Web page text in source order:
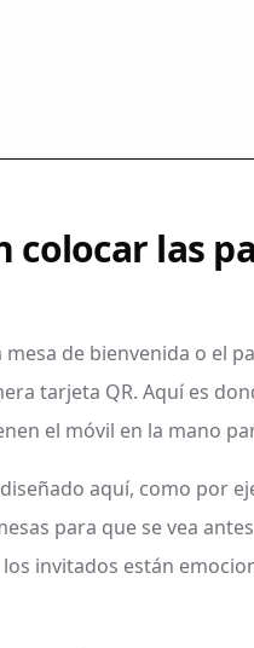
colocar las
de bienvenida o el
tarjeta QR. Aquí es
el móvil en la mano
aquí, como por
para que se vea
invitados están